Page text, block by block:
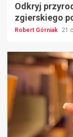
Odkryj
zgierskiego
Robert Górniak 21